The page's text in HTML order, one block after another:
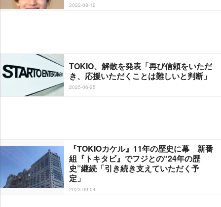
2022-08-12
TOKIO、解散を発表「再び信頼をいただ
き、応援いただくことは難しいと判断」
2025-06-25
『TOKIOカケル』11年の歴史に幕 新番
組『トキタビ』でフジとの“24年の歴
史”継続「引き続き支えていただく予
定」
2023-09-04